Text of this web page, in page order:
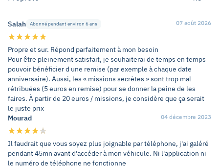
Salah Abonné pendant environ 6 ans 07 août 2026
Propre et sur. Répond parfaitement à mon besoin
Pour être pleinement satisfait, je souhaiterai de temps en temps
pouvoir bénéficier d une remise (par exemple à chaque date
anniversaire). Aussi, les « missions secrètes » sont trop mal
rétribuées (5 euros en remise) pour se donner la peine de les
faires. À partir de 20 euros / missions, je considère que ça serait
le juste prix
Mourad
04 décembre 2023
Il faudrait que vous soyez plus joignable par téléphone, j'ai galéré
pendant 45mn avant d'accéder à mon véhicule. Ni l'application ni
le numéro de téléphone ne fonctionne